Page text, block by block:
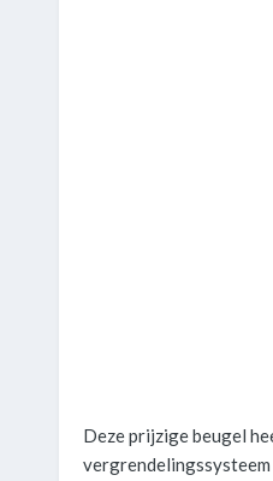
Deze prijzige beugel